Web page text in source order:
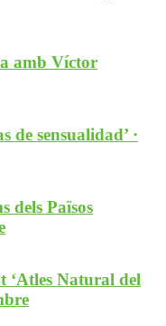
amb Víctor
de sensualidad’ ·
dels Països
‘Atles Natural del